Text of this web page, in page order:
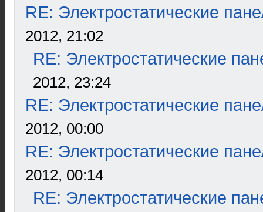
RE: Электростатические
2012, 21:02
RE: Электростатические
2012, 23:24
RE: Электростатические
2012, 00:00
RE: Электростатические
2012, 00:14
RE: Электростатические